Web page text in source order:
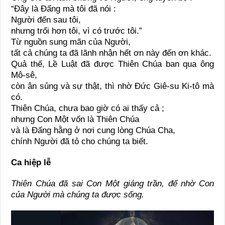
“Đây là Đấng mà tôi đã nói :
Người đến sau tôi,
nhưng trổi hơn tôi, vì có trước tôi.”
Từ nguồn sung mãn của Người,
tất cả chúng ta đã lãnh nhận hết ơn này đến ơn khác.
Quả thế, Lề Luật đã được Thiên Chúa ban qua ông
Mô-sê,
còn ân sủng và sự thật, thì nhờ Đức Giê-su Ki-tô mà
có.
Thiên Chúa, chưa bao giờ có ai thấy cả ;
nhưng Con Một vốn là Thiên Chúa
và là Đấng hằng ở nơi cung lòng Chúa Cha,
chính Người đã tỏ cho chúng ta biết.
Ca hiệp lễ
Thiên Chúa đã sai Con Một giáng trần, để nhờ Con
của Người mà chúng ta được sống.